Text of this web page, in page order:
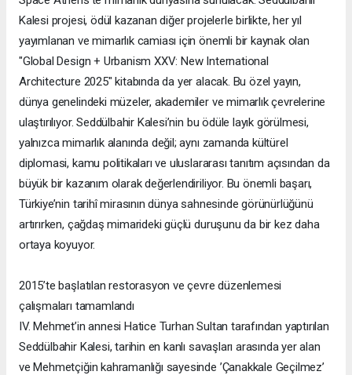
Kalesi projesi, ödül kazanan diğer projelerle birlikte, her yıl
yayımlanan ve mimarlık camiası için önemli bir kaynak olan
"Global Design + Urbanism XXV: New International
Architecture 2025" kitabında da yer alacak. Bu özel yayın,
dünya genelindeki müzeler, akademiler ve mimarlık çevrelerine
ulaştırılıyor. Seddülbahir Kalesi’nin bu ödüle layık görülmesi,
yalnızca mimarlık alanında değil; aynı zamanda kültürel
diplomasi, kamu politikaları ve uluslararası tanıtım açısından da
büyük bir kazanım olarak değerlendiriliyor. Bu önemli başarı,
Türkiye’nin tarihî mirasının dünya sahnesinde görünürlüğünü
artırırken, çağdaş mimarideki güçlü duruşunu da bir kez daha
ortaya koyuyor.
2015’te başlatılan restorasyon ve çevre düzenlemesi
çalışmaları tamamlandı
IV. Mehmet’in annesi Hatice Turhan Sultan tarafından yaptırılan
Seddülbahir Kalesi, tarihin en kanlı savaşları arasında yer alan
ve Mehmetçiğin kahramanlığı sayesinde ’Çanakkale Geçilmez’